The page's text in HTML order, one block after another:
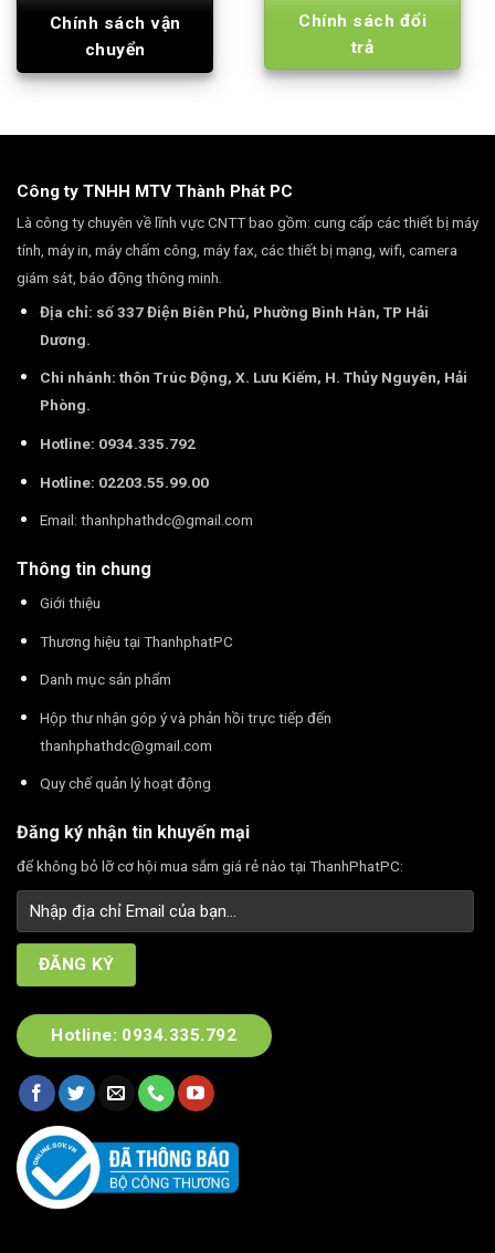
Chính sách vận
chuyển
Chính sách đổi
trả
Công ty TNHH MTV Thành Phát PC
Là công ty chuyên về lĩnh vực CNTT bao gồm: cung cấp các thiết bị máy
tính, máy in, máy chấm công, máy fax, các thiết bị mạng, wifi, camera
giám sát, báo động thông minh.
Địa chỉ: số 337 Điện Biên Phủ, Phường Bình Hàn, TP Hải
Dương.
Chi nhánh: thôn Trúc Động, X. Lưu Kiếm, H. Thủy Nguyên, Hải
Phòng.
Hotline: 0934.335.792
Hotline: 02203.55.99.00
Email: thanhphathdc@gmail.com
Thông tin chung
Giới thiệu
Thương hiệu tại ThanhphatPC
Danh mục sản phẩm
Hộp thư nhận góp ý và phản hồi trực tiếp đến
thanhphathdc@gmail.com
Quy chế quản lý hoạt động
Đăng ký nhận tin khuyến mại
để không bỏ lỡ cơ hội mua sắm giá rẻ nào tại ThanhPhatPC:
Hotline: 0934.335.792